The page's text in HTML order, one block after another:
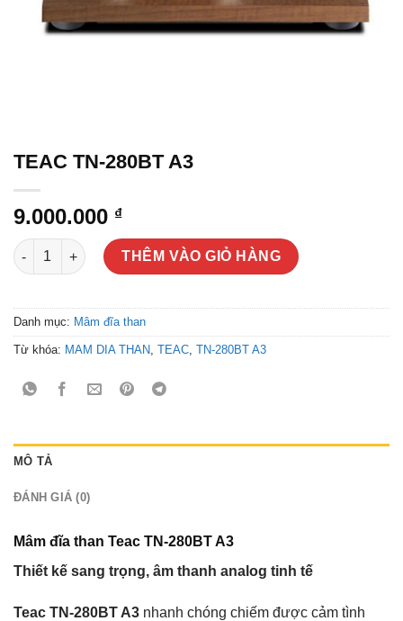
TEAC TN-280BT A3
9.000.000 ₫
TEAC TN-280BT A3 số lượng
THÊM VÀO GIỎ HÀNG
Danh mục: Mâm đĩa than
Từ khóa: MAM DIA THAN TEAC TN-280BT A3
MÔ TẢ
ĐÁNH GIÁ (0)
Mâm đĩa than Teac TN-280BT A3
Thiết kế sang trọng, âm thanh analog tinh tế
Teac TN-280BT A3 nhanh chóng chiếm được cảm tình